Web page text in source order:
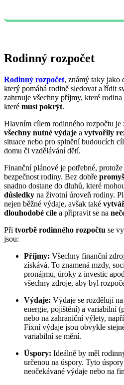
Rodinný rozpočet
Rodinný rozpočet, známý taky jako
který pomáhá rodině sledovat a řídit
zahrnuje všechny příjmy, které rodina
které musí pokrýt.
Hlavním cílem rodinného rozpočtu je
všechny nutné výdaje a vytvořily
situace nebo pro splnění budoucích
domu či vzdělávání dětí.
Finanční plánové je potřebné,
bezpečnost rodiny. Bez dobře
snadno dostane do dluhů, které
důsledky na životní úroveň rodiny.
nejen běžné výdaje, avšak také
dlouhodobé cíle a připravit se na
Při tvorbě rodinného rozpočtu se
jsou:
Příjmy: Všechny finanční
získává. To znamená mzdy,
pronájmu, úroky z investic
všechny zdroje, aby byl
Výdaje: Výdaje se rozdělují
energie, pojištění) a variabilní
nebo na zahraniční výlety,
Fixní výdaje jsou obvykle
variabilní se mění.
Úspory: Ideálně by měl
určenou na úspory. Tyto
neočekávané výdaje nebo na